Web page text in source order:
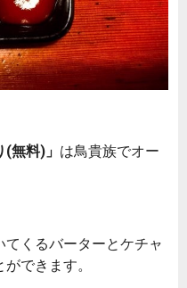
無料)」 は鳥貴族でオー
くるバーターとケチャ
できます。